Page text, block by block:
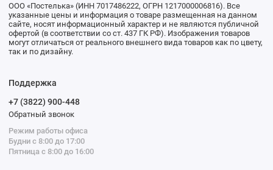
ООО «Постелька» (ИНН 7017486222, ОГРН 1217000006816). Все
указанные цены и информация о товаре размещенная на данном
сайте, носят информационный характер и не являются публичной
офертой (в соответствии со ст. 437 ГК РФ). Изображения товаров
могут отличаться от реального внешнего вида товаров как по цвету,
так и по дизайну.
Поддержка
+7 (3822) 900-448
Обратный звонок
Режим работы офиса
Будни с 8:00 до 17:00
Пятница с 8:00 до 16:00